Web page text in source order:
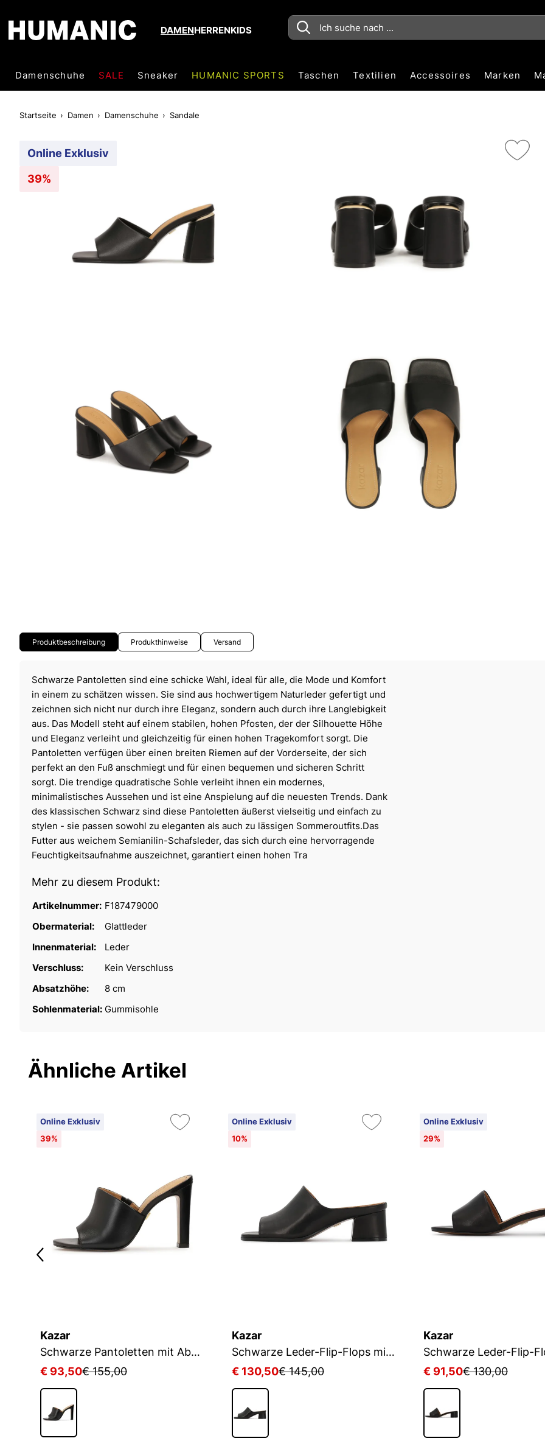
DAMENHERRENKIDS
Damenschuhe SALE Sneaker HUMANIC SPORTS Taschen Textilien Accessoires Marken
Startseite Damen Damenschuhe Sandale
Online Exklusiv
39%
Produktbeschreibung Produkthinweise Versand
Schwarze Pantoletten sind eine schicke Wahl, ideal für alle, die Mode und Komfort
in einem zu schätzen wissen. Sie sind aus hochwertigem Naturleder gefertigt und
zeichnen sich nicht nur durch ihre Eleganz, sondern auch durch ihre Langlebigkeit
aus. Das Modell steht auf einem stabilen, hohen Pfosten, der der Silhouette Höhe
und Eleganz verleiht und gleichzeitig für einen hohen Tragekomfort sorgt. Die
Pantoletten verfügen über einen breiten Riemen auf der Vorderseite, der sich
perfekt an den Fuß anschmiegt und für einen bequemen und sicheren Schritt
sorgt. Die trendige quadratische Sohle verleiht ihnen ein modernes,
minimalistisches Aussehen und ist eine Anspielung auf die neuesten Trends. Dank
des klassischen Schwarz sind diese Pantoletten äußerst vielseitig und einfach zu
stylen - sie passen sowohl zu eleganten als auch zu lässigen Sommeroutfits.Das
Futter aus weichem Semianilin-Schafsleder, das sich durch eine hervorragende
Feuchtigkeitsaufnahme auszeichnet, garantiert einen hohen Tra
Mehr zu diesem Produkt:
Artikelnummer: F187479000
Obermaterial:
Glattleder
Innenmaterial:
Leder
Verschluss:
Kein Verschluss
Absatzhöhe:
8 cm
Sohlenmaterial: Gummisohle
Ähnliche Artikel
Online Exklusiv
39%
Kazar
Schwarze Pantoletten mit Absatz und breitem Riemen
€ 93,50€ 155,00
Online Exklusiv
10%
Kazar
Schwarze Leder-Flip-Flops mit breitem Absatz
€ 130,50€ 145,00
Online Exklusiv
29%
Kazar
€ 91,50€ 130,00